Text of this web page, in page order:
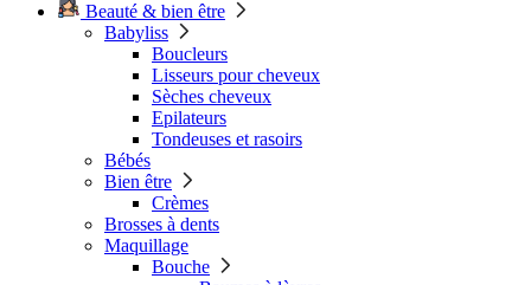
Beauté & bien être
Babyliss
Boucleurs
Lisseurs pour cheveux
Sèches cheveux
Epilateurs
Tondeuses et rasoirs
Bébés
Bien être
Crèmes
Brosses à dents
Maquillage
Bouche